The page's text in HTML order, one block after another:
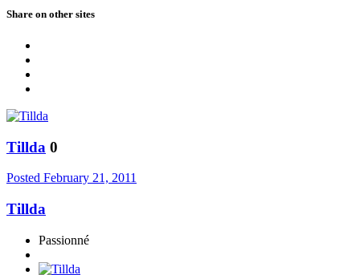
Share on other sites
Tillda 0
Posted February 21, 2011
Tillda
Passionné